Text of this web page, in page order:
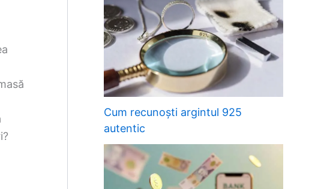
Cum recunoști argintul 925
autentic